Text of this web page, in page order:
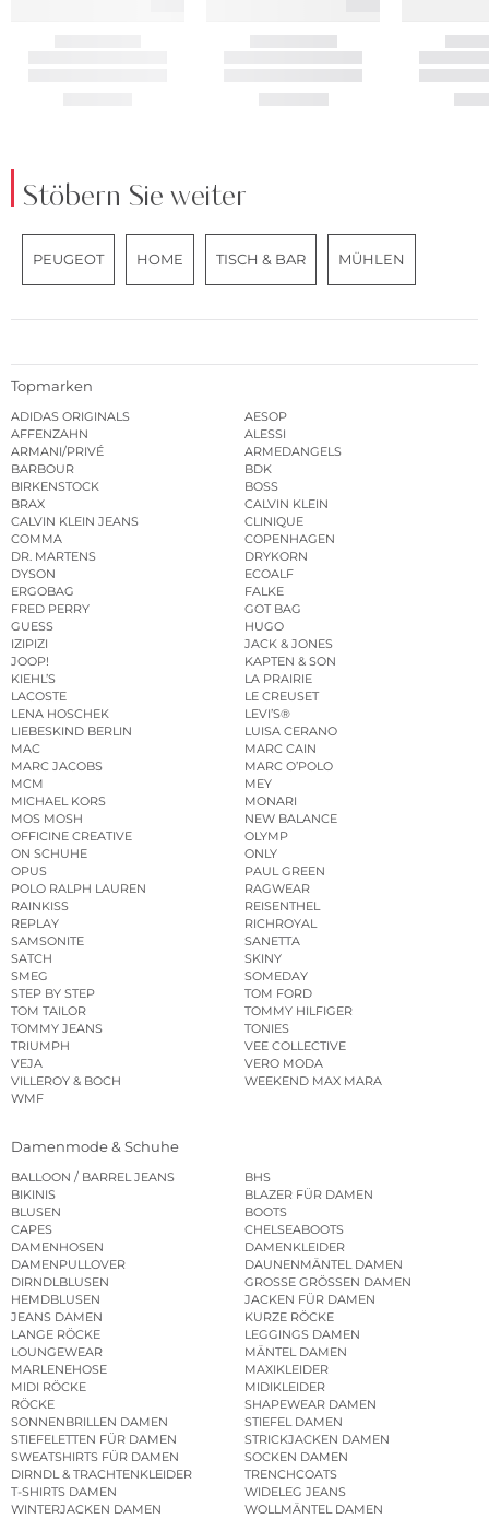
Stöbern Sie weiter
PEUGEOT HOME TISCH & BAR MÜHLEN
Topmarken
ADIDAS ORIGINALS
AESOP
AFFENZAHN
ALESSI
ARMANI/PRIVÉ
ARMEDANGELS
BARBOUR
BDK
BIRKENSTOCK
BOSS
BRAX
CALVIN KLEIN
CALVIN KLEIN JEANS
CLINIQUE
COMMA
COPENHAGEN
DR. MARTENS
DRYKORN
DYSON
ECOALF
ERGOBAG
FALKE
FRED PERRY
GOT BAG
GUESS
HUGO
IZIPIZI
JACK & JONES
JOOP!
KAPTEN & SON
KIEHL’S
LA PRAIRIE
LACOSTE
LE CREUSET
LENA HOSCHEK
LEVI’S®
LIEBESKIND BERLIN
LUISA CERANO
MAC
MARC CAIN
MARC JACOBS
MARC O’POLO
MCM
MEY
MICHAEL KORS
MONARI
MOS MOSH
NEW BALANCE
OFFICINE CREATIVE
OLYMP
ON SCHUHE
ONLY
OPUS
PAUL GREEN
POLO RALPH LAUREN
RAGWEAR
RAINKISS
REISENTHEL
REPLAY
RICHROYAL
SAMSONITE
SANETTA
SATCH
SKINY
SMEG
SOMEDAY
STEP BY STEP
TOM FORD
TOM TAILOR
TOMMY HILFIGER
TOMMY JEANS
TONIES
TRIUMPH
VEE COLLECTIVE
VEJA
VERO MODA
VILLEROY & BOCH
WEEKEND MAX MARA
WMF
Damenmode & Schuhe
BALLOON / BARREL JEANS
BHS
BIKINIS
BLAZER FÜR DAMEN
BLUSEN
BOOTS
CAPES
CHELSEABOOTS
DAMENHOSEN
DAMENKLEIDER
DAMENPULLOVER
DAUNENMÄNTEL DAMEN
DIRNDLBLUSEN
GROSSE GRÖSSEN DAMEN
HEMDBLUSEN
JACKEN FÜR DAMEN
JEANS DAMEN
KURZE RÖCKE
LANGE RÖCKE
LEGGINGS DAMEN
LOUNGEWEAR
MÄNTEL DAMEN
MARLENEHOSE
MAXIKLEIDER
MIDI RÖCKE
MIDIKLEIDER
RÖCKE
SHAPEWEAR DAMEN
SONNENBRILLEN DAMEN
STIEFEL DAMEN
STIEFELETTEN FÜR DAMEN
STRICKJACKEN DAMEN
SWEATSHIRTS FÜR DAMEN
SOCKEN DAMEN
DIRNDL & TRACHTENKLEIDER
TRENCHCOATS
T-SHIRTS DAMEN
WIDELEG JEANS
WINTERJACKEN DAMEN
WOLLMÄNTEL DAMEN